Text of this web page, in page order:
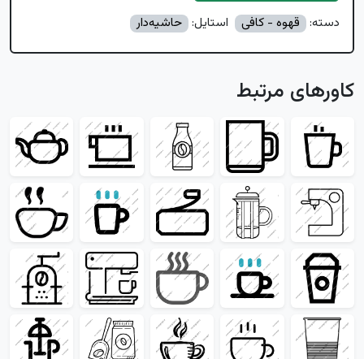
دسته: قهوه - کافی استایل: حاشیه‌دار
کاورهای مرتبط